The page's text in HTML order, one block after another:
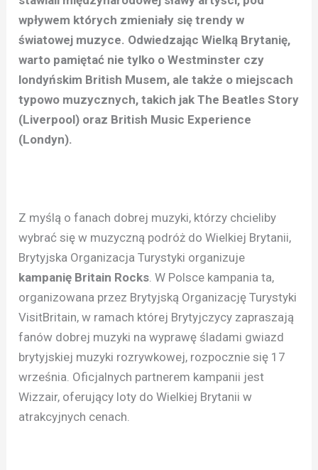
wpływem których zmieniały się trendy w
światowej muzyce. Odwiedzając Wielką Brytanię,
warto pamiętać nie tylko o Westminster czy
londyńskim British Musem, ale także o miejscach
typowo muzycznych, takich jak The Beatles Story
(Liverpool) oraz British Music Experience
(Londyn).
Z myślą o fanach dobrej muzyki, którzy chcieliby
wybrać się w muzyczną podróż do Wielkiej Brytanii,
Brytyjska Organizacja Turystyki organizuje
kampanię Britain Rocks . W Polsce kampania ta,
organizowana przez Brytyjską Organizację Turystyki
VisitBritain, w ramach której Brytyjczycy zapraszają
fanów dobrej muzyki na wyprawę śladami gwiazd
brytyjskiej muzyki rozrywkowej, rozpocznie się 17
września. Oficjalnych partnerem kampanii jest
Wizzair, oferujący loty do Wielkiej Brytanii w
atrakcyjnych cenach.